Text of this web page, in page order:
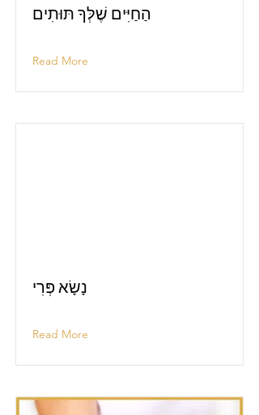
הַחַיִּים שֶׁלְּךָ תּוּתִים
Read More
נָשָׂא פְּרִי
Read More